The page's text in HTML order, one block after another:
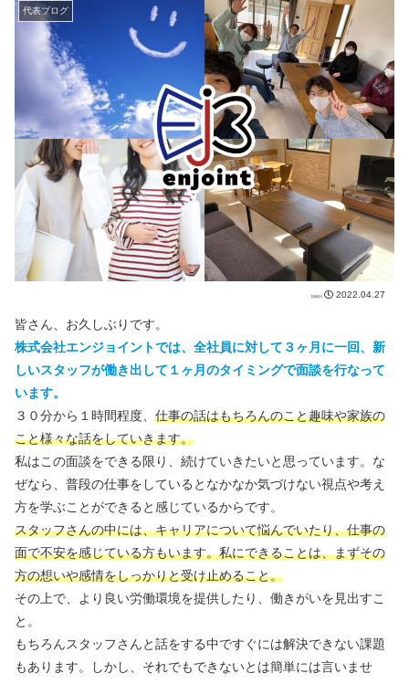
代表ブログ
2022.04.27
皆さん、お久しぶりです。
株式会社エンジョイントでは、全社員に対して３ヶ月に一回、新
しいスタッフが働き出して１ヶ月のタイミングで面談を行なって
います。
３０分から１時間程度、 仕事の話はもちろんのこと趣味や家族の
こと様々な話をしていきます。
私はこの面談をできる限り、続けていきたいと思っています。な
ぜなら、普段の仕事をしているとなかなか気づけない視点や考え
方を学ぶことができると感じているからです。
スタッフさんの中には、キャリアについて悩んでいたり、仕事の
面で不安を感じている方もいます。私にできることは、まずその
方の想いや感情をしっかりと受け止めること。
その上で、より良い労働環境を提供したり、働きがいを見出すこ
と。
もちろんスタッフさんと話をする中ですぐには解決できない課題
もあります。しかし、それでもできないとは簡単には言いませ